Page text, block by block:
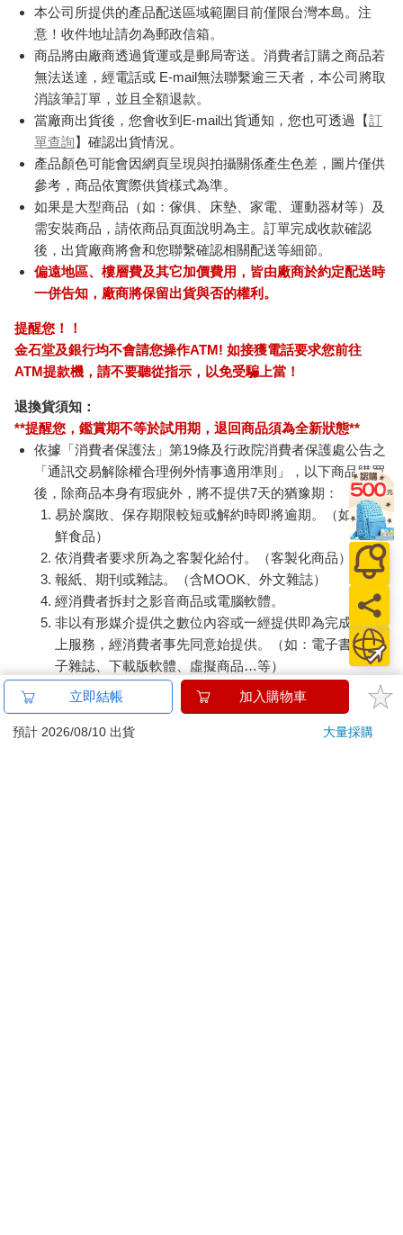
本公司所提供的產品配送區域範圍目前僅限台灣本島。注
意！收件地址請勿為郵政信箱。
商品將由廠商透過貨運或是郵局寄送。消費者訂購之商品若
無法送達，經電話或 E-mail無法聯繫逾三天者，本公司將取
消該筆訂單，並且全額退款。
當廠商出貨後，您會收到E-mail出貨通知，您也可透過【訂
單查詢】確認出貨情況。
產品顏色可能會因網頁呈現與拍攝關係產生色差，圖片僅供
參考，商品依實際供貨樣式為準。
如果是大型商品（如：傢俱、床墊、家電、運動器材等）及
需安裝商品，請依商品頁面說明為主。訂單完成收款確認
後，出貨廠商將會和您聯繫確認相關配送等細節。
偏遠地區、樓層費及其它加價費用，皆由廠商於約定配送時
一併告知，廠商將保留出貨與否的權利。
提醒您！！
金石堂及銀行均不會請您操作ATM! 如接獲電話要求您前往
ATM提款機，請不要聽從指示，以免受騙上當！
退換貨須知：
**提醒您，鑑賞期不等於試用期，退回商品須為全新狀態**
依據「消費者保護法」第19條及行政院消費者保護處公告之
「通訊交易解除權合理例外情事適用準則」，以下商品購買
後，除商品本身有瑕疵外，將不提供7天的猶豫期：
易於腐敗、保存期限較短或解約時即將逾期。（如：生
鮮食品）
依消費者要求所為之客製化給付。（客製化商品）
報紙、期刊或雜誌。（含MOOK、外文雜誌）
經消費者拆封之影音商品或電腦軟體。
非以有形媒介提供之數位內容或一經提供即為完成之線
上服務，經消費者事先同意始提供。（如：電子書、電
子雜誌、下載版軟體、虛擬商品…等）
已拆封之個人衛生用品。（如：內衣褲、刮鬍刀、除毛
若非上列種類商品，均享有到貨7天的猶豫期（含例假
立即結帳 加入購物車
預計 2026/08/10 出貨 大量採購